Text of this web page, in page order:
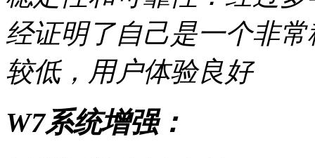
经证明了自己是一个非
较低，用户体验良好
W7系统增强：